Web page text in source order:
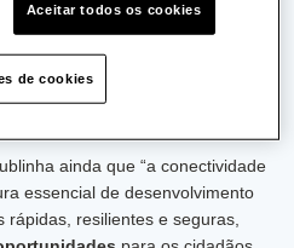
ligadas às oportunidades
de elevada capacidade às
ainda que “a conectividade
essencial de desenvolvimento
resilientes e seguras,
Aceitar todos os cookies
de cookies